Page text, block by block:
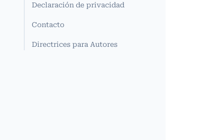
Declaración de privacidad
Contacto
Directrices para Autores